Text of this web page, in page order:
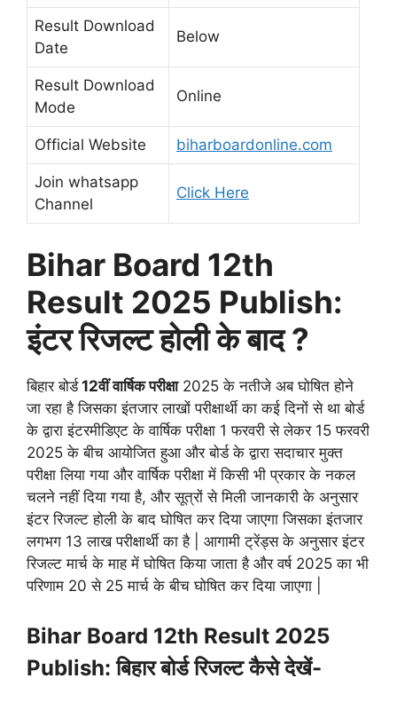
Result Download
Date
Below
Result Download
Mode
Online
Official Website biharboardonline.com
Join whatsapp
Channel
Click Here
Bihar Board 12th
Result 2025 Publish:
इंटर रिजल्ट होली के बाद ?
बिहार बोर्ड12वीं वार्षिक परीक्षा2025 के नतीजे अब घोषित होने
जा रहा है जिसका इंतजार लाखों परीक्षार्थी का कई दिनों से था बोर्ड
के द्वारा इंटरमीडिएट के वार्षिक परीक्षा 1 फरवरी से लेकर 15 फरवरी
2025 के बीच आयोजित हुआ और बोर्ड के द्वारा सदाचार मुक्त
परीक्षा लिया गया और वार्षिक परीक्षा में किसी भी प्रकार के नकल
चलने नहीं दिया गया है, और सूत्रों से मिली जानकारी के अनुसार
इंटर रिजल्ट होली के बाद घोषित कर दिया जाएगा जिसका इंतजार
लगभग 13 लाख परीक्षार्थी का है | आगामी ट्रेंड्स के अनुसार इंटर
रिजल्ट मार्च के माह में घोषित किया जाता है और वर्ष 2025 का भी
परिणाम 20 से 25 मार्च के बीच घोषित कर दिया जाएगा |
Bihar Board 12th Result 2025
Publish: बिहार बोर्ड रिजल्ट कैसे देखें-